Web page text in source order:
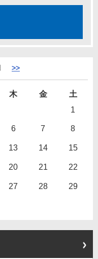
>>
木 金
土
1
6 7 8
13 14 15
20 21 22
27 28 29